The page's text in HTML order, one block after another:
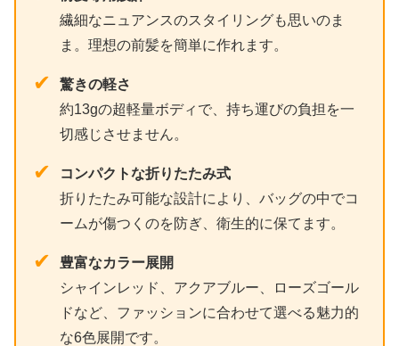
繊細なニュアンスのスタイリングも思いのま
ま。理想の前髪を簡単に作れます。
✔
驚きの軽さ
約13gの超軽量ボディで、持ち運びの負担を一
切感じさせません。
✔
コンパクトな折りたたみ式
折りたたみ可能な設計により、バッグの中でコ
ームが傷つくのを防ぎ、衛生的に保てます。
✔
豊富なカラー展開
シャインレッド、アクアブルー、ローズゴール
ドなど、ファッションに合わせて選べる魅力的
な6色展開です。